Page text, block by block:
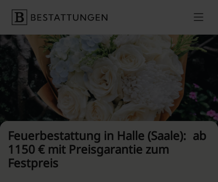
Preise vergleichen
Feuerbestattung in Halle (Saale): ab
1150 € mit Preisgarantie zum
Festpreis